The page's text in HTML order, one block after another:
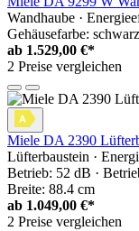
Wandhaube ·
Gehäusefarbe:
ab 1.529,00 €*
2 Preise vergleichen
Miele DA 2390
Lüfterbaustein ·
Betrieb: 52 dB ·
Breite: 88.4 cm
ab 1.049,00 €*
2 Preise vergleichen